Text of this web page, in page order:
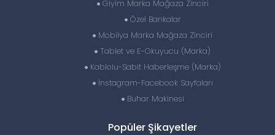
Giyim Marka Mağaza Zinciri
Özel Bankalar
Mobilya Marka Mağaza Zinciri
Tablet ve E-Okuyucu (Marka)
Kablolu-Sabit Haberleşme (Marka)
İnstagram-Facebook Sayfaları
Buhar Makinesi
Popüler Şikayetler